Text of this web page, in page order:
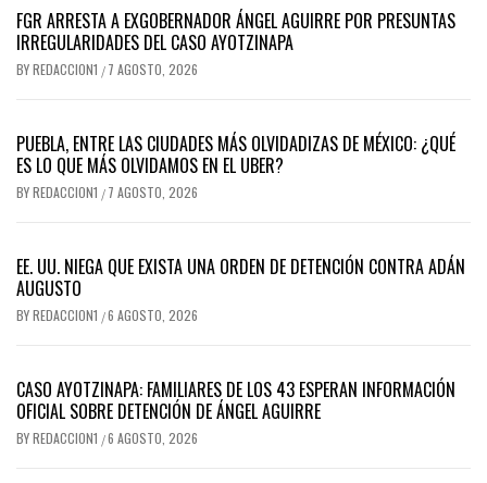
FGR ARRESTA A EXGOBERNADOR ÁNGEL AGUIRRE POR PRESUNTAS
IRREGULARIDADES DEL CASO AYOTZINAPA
BYREDACCION1 / 7 AGOSTO, 2026
PUEBLA, ENTRE LAS CIUDADES MÁS OLVIDADIZAS DE MÉXICO: ¿QUÉ
ES LO QUE MÁS OLVIDAMOS EN EL UBER?
BYREDACCION1 / 7 AGOSTO, 2026
EE. UU. NIEGA QUE EXISTA UNA ORDEN DE DETENCIÓN CONTRA ADÁN
AUGUSTO
BYREDACCION1 /6 AGOSTO, 2026
CASO AYOTZINAPA: FAMILIARES DE LOS 43 ESPERAN INFORMACIÓN
OFICIAL SOBRE DETENCIÓN DE ÁNGEL AGUIRRE
BYREDACCION1 /6 AGOSTO, 2026